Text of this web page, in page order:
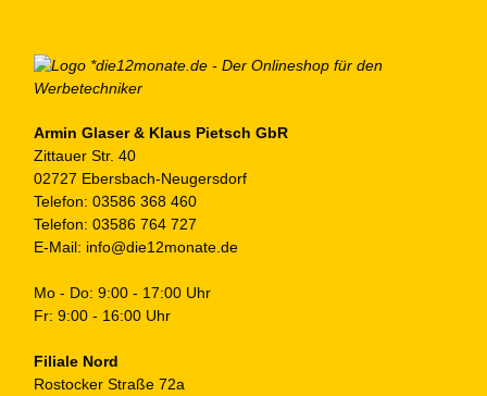
Armin Glaser & Klaus Pietsch GbR
Zittauer Str. 40
02727 Ebersbach-Neugersdorf
Telefon: 03586 368 460
Telefon: 03586 764 727
E-Mail: info@die12monate.de
Mo - Do: 9:00 - 17:00 Uhr
Fr: 9:00 - 16:00 Uhr
Filiale Nord
Rostocker Straße 72a